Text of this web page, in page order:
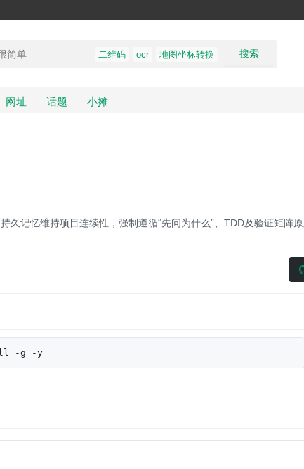
搜索
二维码 ocr 地图坐标转换
网址 话题 小摊
记忆维持项目连续性，强制遵循“先问为什么”、TDD及验证矩阵
-g -y